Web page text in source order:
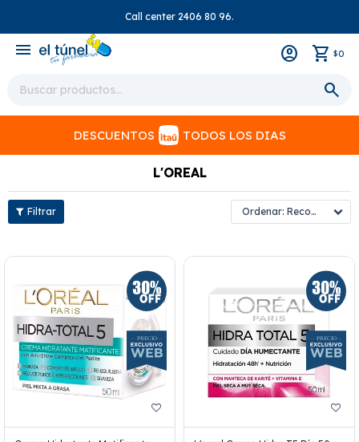
Call center 2406 80 96.
menu $0
DESCUENTOS TODOS LOS DIAS
L'OREAL
Recomendados
close